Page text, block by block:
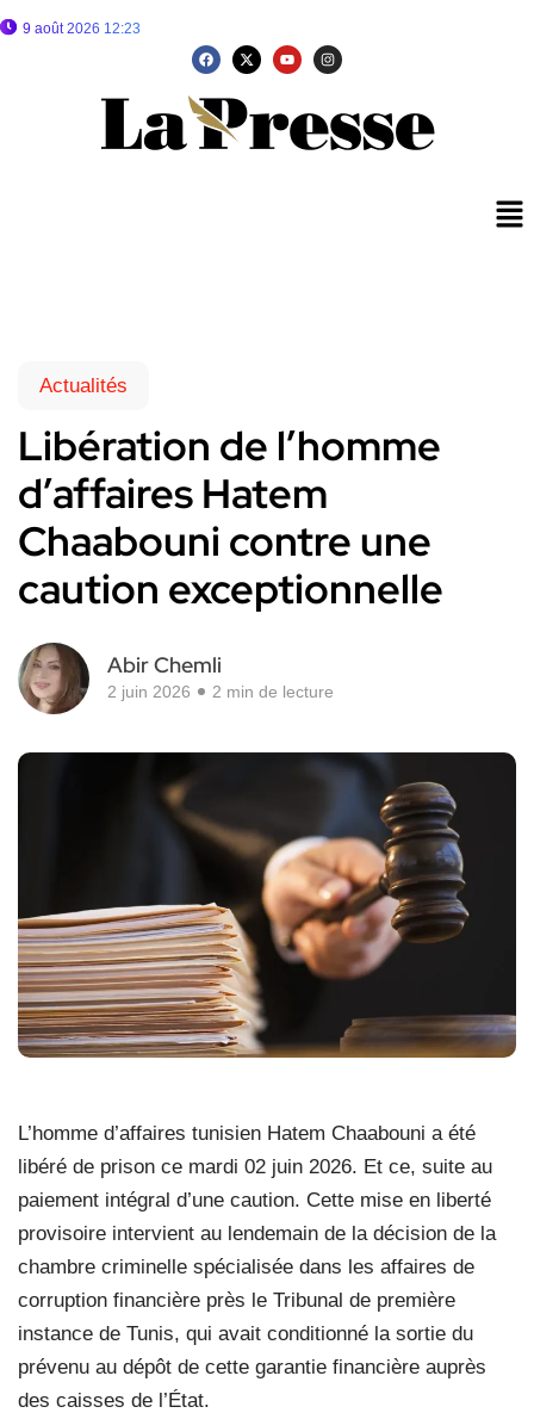
9 août 2026 12:23
Actualités
Libération de l’homme
d’affaires Hatem
Chaabouni contre une
caution exceptionnelle
Abir Chemli
2 juin 2026 2 min de lecture
L’homme d’affaires tunisien Hatem Chaabouni a été
libéré de prison ce mardi 02 juin 2026. Et ce, suite au
paiement intégral d’une caution. Cette mise en liberté
provisoire intervient au lendemain de la décision de la
chambre criminelle spécialisée dans les affaires de
corruption financière près le Tribunal de première
instance de Tunis, qui avait conditionné la sortie du
prévenu au dépôt de cette garantie financière auprès
des caisses de l’État.